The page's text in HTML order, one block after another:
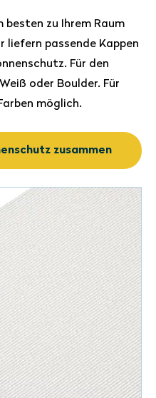
besten zu Ihrem Raum
liefern passende Kappen
Für den
oder Boulder. Für
möglich.
zusammen